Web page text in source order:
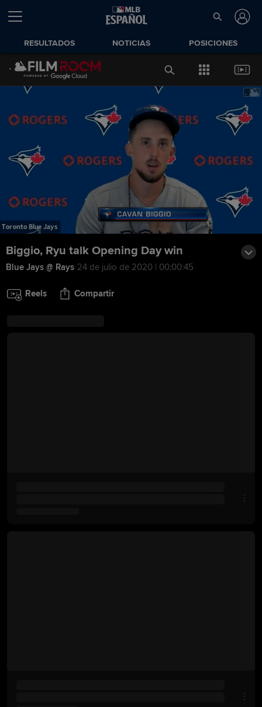
RESULTADOS NOTICIAS POSICIONES
Biggio, Ryu talk Opening Day win
Blue Jays @ Rays 24 de julio de 2020 | 00:00:45
Reels Compartir